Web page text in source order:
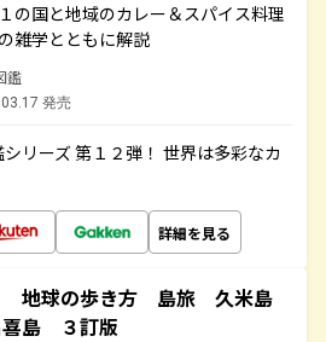
の国と地域のカレー＆スパイス料理
雑学とともに解説
鑑
発売
リーズ 第１２弾！ 世界は多彩なカ
詳細を見る
地球の歩き方 島旅 久米島
喜島 ３訂版